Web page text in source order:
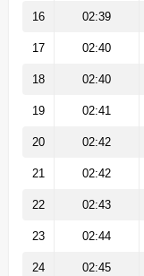
16 02:39
17 02:40
18 02:40
19 02:41
20 02:42
21 02:42
22 02:43
23 02:44
24 02:45